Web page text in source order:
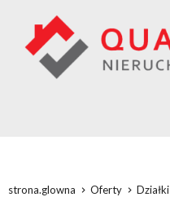
strona.glowna Oferty Działki